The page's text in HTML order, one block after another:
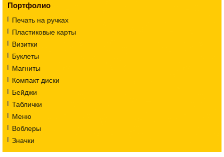
Портфолио
Печать на ручках
Пластиковые карты
Визитки
Буклеты
Магниты
Компакт диски
Бейджи
Таблички
Меню
Воблеры
Значки